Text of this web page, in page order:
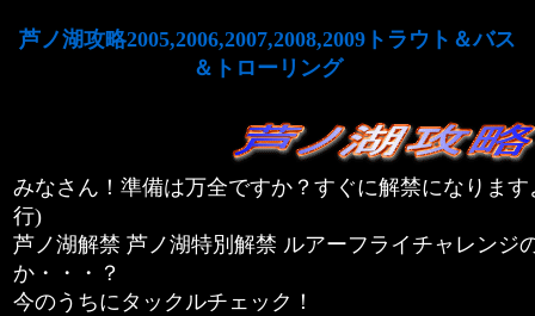
芦ノ湖攻略2005,2006,2007,2008,2009トラウト＆バス
＆トローリング
みなさん！準備は万全ですか？すぐに解禁になります
行)
芦ノ湖解禁 芦ノ湖特別解禁 ルアーフライチャレンジ
か・・・？
今のうちにタックルチェック！